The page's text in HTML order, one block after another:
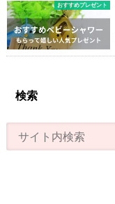
おすすめプレゼント
検索